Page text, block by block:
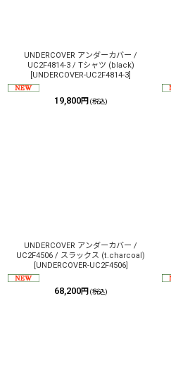
UNDERCOVER アンダーカバー /
UC2F4814-3 / Tシャツ (black)
UNDERCOVER-UC2F4814-3
19,800円 (税込)
UNDERCOVER アンダーカバー /
UC2F4506 / スラックス (t.charcoal)
UNDERCOVER-UC2F4506]
68,200円 (税込)